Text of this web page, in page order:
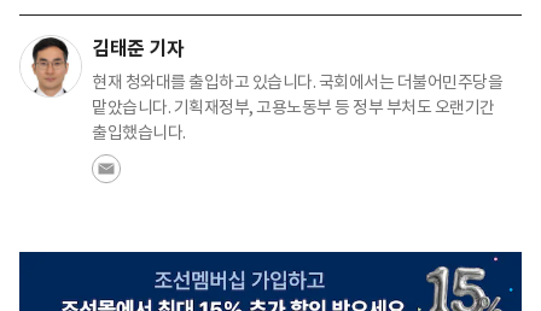
김태준 기자
현재 청와대를 출입하고 있습니다. 국회에서는 더불어민주당을
맡았습니다. 기획재정부, 고용노동부 등 정부 부처도 오랜기간
출입했습니다.